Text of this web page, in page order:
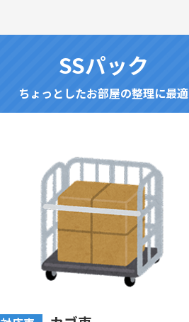
SSパック
ちょっとしたお部屋の整理に最適